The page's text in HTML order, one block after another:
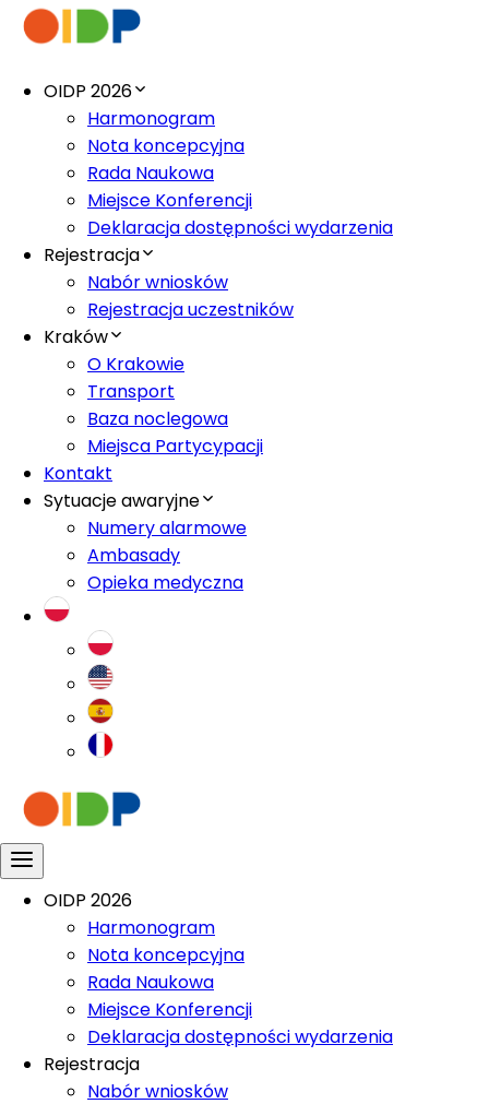
OIDP 2026
Harmonogram
Nota koncepcyjna
Rada Naukowa
Miejsce Konferencji
Deklaracja dostępności wydarzenia
Rejestracja
Nabór wniosków
Rejestracja uczestników
Kraków
O Krakowie
Transport
Baza noclegowa
Miejsca Partycypacji
Kontakt
Sytuacje awaryjne
Numery alarmowe
Ambasady
Opieka medyczna
OIDP 2026
Harmonogram
Nota koncepcyjna
Rada Naukowa
Miejsce Konferencji
Deklaracja dostępności wydarzenia
Rejestracja
Nabór wniosków